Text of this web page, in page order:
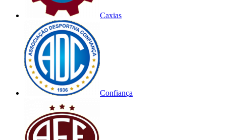
Caxias
Confiança